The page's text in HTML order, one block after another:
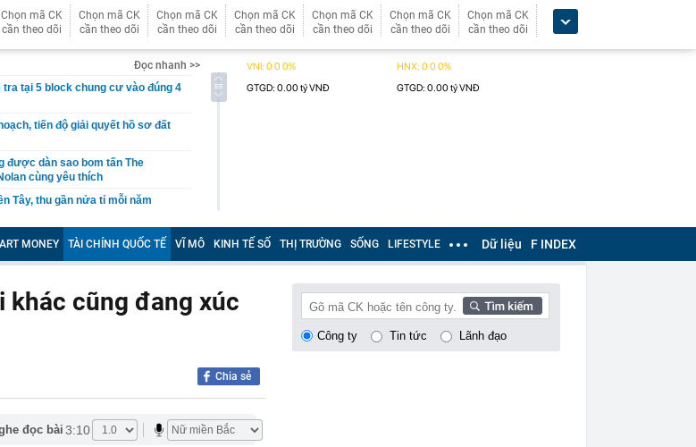
Chọn mã CK
cần theo dõi
Chọn mã CK
cần theo dõi
Chọn mã CK
cần theo dõi
Chọn mã CK
cần theo dõi
Chọn mã CK
cần theo dõi
Chọn mã CK
cần theo dõi
Chọn mã CK
cần theo dõi
Đọc nhanh >>
tại 5 block chung cư vào đúng 4
tiến độ giải quyết hồ sơ đất
được dàn sao bom tấn The
cùng yêu thích
Tây, thu gần nửa tỉ mỗi năm
Long chính thức được công nhận
giá đẹp hơn cả Maldives và
nhà ở xã hội, doanh nghiệp
khu đô thị 36.000 tỷ đồng tại tỉnh
"thủ phạm" có liên quan đến một
MONEY TÀI CHÍNH QUỐC TẾ VĨ MÔ KINH TẾ SỐ THỊ TRƯỜNG SỐNG LIFESTYLE Dữ liệu F INDEX
khác cũng đang xúc
Chia sẻ
đọc bài 3:10
Công ty Tin tức Lãnh đạo